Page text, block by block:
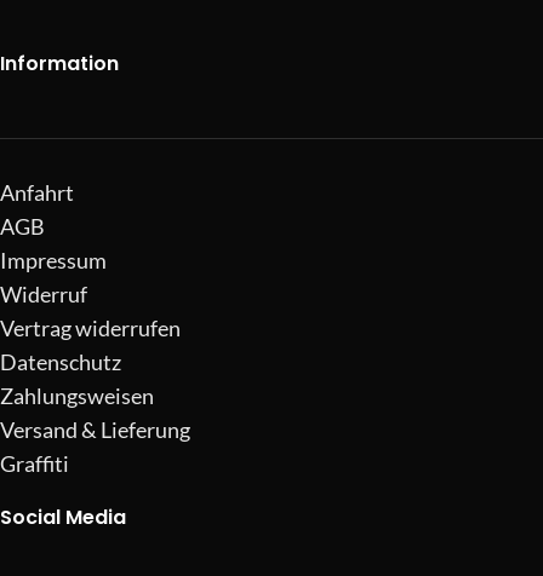
Information
Anfahrt
AGB
Impressum
Widerruf
Vertrag widerrufen
Datenschutz
Zahlungsweisen
Versand & Lieferung
Graffiti
Social Media